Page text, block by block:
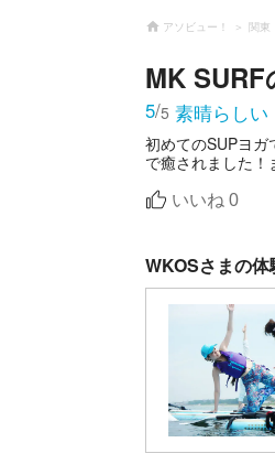
アソビュー！ 関東
MK SURF
5/5 素晴らしい
初めてのSUPヨ
で癒されました！
いいね 0
WKOSさまの